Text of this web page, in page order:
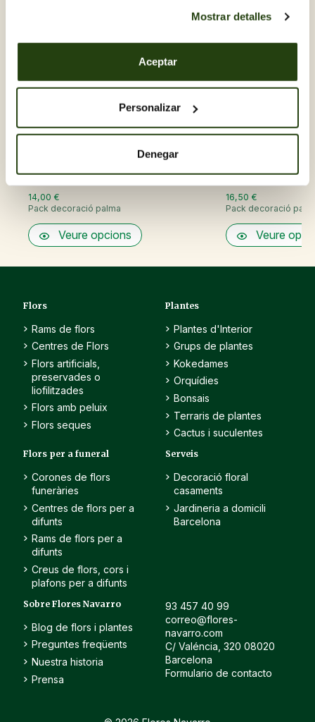
Mostrar detalles
Aceptar
Personalizar
Denegar
14,00 €
Pack decoració palma
Veure opcions
16,50 €
Pack decoració
Veure
Flors
Rams de flors
Centres de Flors
Flors artificials,
preservades o
liofilitzades
Flors amb peluix
Flors seques
Plantes
Plantes d'Interior
Grups de plantes
Kokedames
Orquídies
Bonsais
Terraris de plantes
Cactus i suculentes
Flors per a funeral
Corones de flors
funeràries
Centres de flors per a
difunts
Rams de flors per a
difunts
Creus de flors, cors i
plafons per a difunts
Serveis
Decoració floral
casaments
Jardineria a domicili
Barcelona
Sobre Flores Navarro
Blog de flors i plantes
Preguntes freqüents
Nuestra historia
Prensa
93 457 40 99
correo@flores-
navarro.com
C/ Valéncia, 320 08020
Barcelona
Formulario de contacto